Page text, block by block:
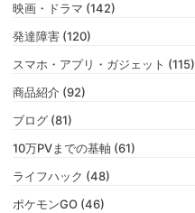
映画・ドラマ (142)
発達障害 (120)
スマホ・アプリ・ガジェット (115)
商品紹介 (92)
ブログ (81)
10万PVまでの基軸 (61)
ライフハック (48)
ポケモンGO (46)